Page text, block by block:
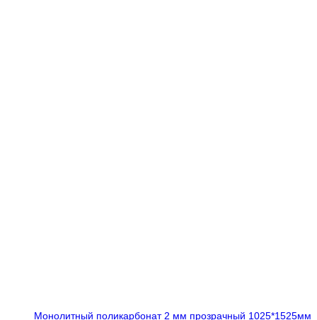
Монолитный поликарбонат 2 мм прозрачный 1025*1525мм